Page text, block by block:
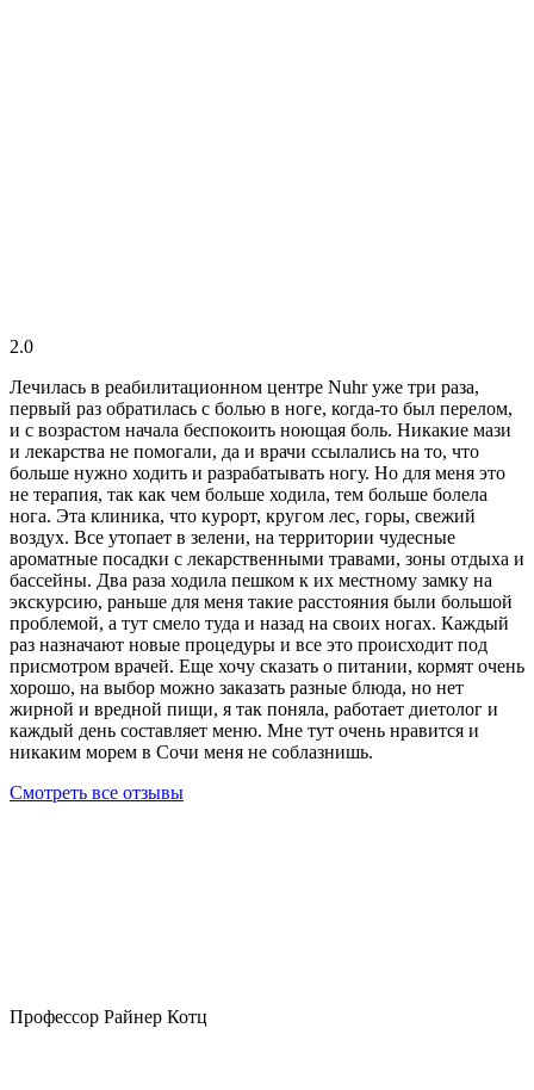
2.0
Лечилась в реабилитационном центре Nuhr уже три раза,
первый раз обратилась с болью в ноге, когда-то был перелом,
и с возрастом начала беспокоить ноющая боль. Никакие мази
и лекарства не помогали, да и врачи ссылались на то, что
больше нужно ходить и разрабатывать ногу. Но для меня это
не терапия, так как чем больше ходила, тем больше болела
нога. Эта клиника, что курорт, кругом лес, горы, свежий
воздух. Все утопает в зелени, на территории чудесные
ароматные посадки с лекарственными травами, зоны отдыха и
бассейны. Два раза ходила пешком к их местному замку на
экскурсию, раньше для меня такие расстояния были большой
проблемой, а тут смело туда и назад на своих ногах. Каждый
раз назначают новые процедуры и все это происходит под
присмотром врачей. Еще хочу сказать о питании, кормят очень
хорошо, на выбор можно заказать разные блюда, но нет
жирной и вредной пищи, я так поняла, работает диетолог и
каждый день составляет меню. Мне тут очень нравится и
никаким морем в Сочи меня не соблазнишь.
Смотреть все отзывы
Профессор Райнер Котц